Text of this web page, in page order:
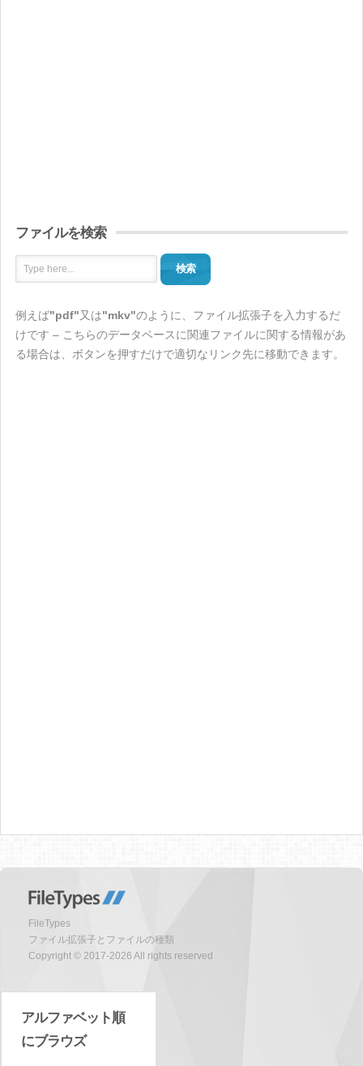
ファイルを検索
検索
例えば"pdf"又は"mkv"のように、ファイル拡張子を入力するだ
けです – こちらのデータベースに関連ファイルに関する情報があ
る場合は、ボタンを押すだけで適切なリンク先に移動できます。
FileTypes
ファイル拡張子とファイルの種類
Copyright © 2017-2026 All rights reserved
アルファベット順
にブラウズ